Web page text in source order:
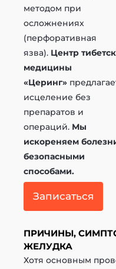
методом при
осложнениях
(перфоративная
язва). Центр
медицины
«Церинг»
исцеление без
препаратов и
операций. Мы
искореняем
безопасными
способами.
Записаться
ПРИЧИНЫ,
ЖЕЛУДКА
Хотя основным